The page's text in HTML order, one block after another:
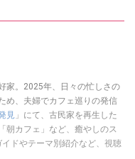
家。2025年、日々の忙しさの
め、夫婦でカフェ巡りの発信
見 」にて、古民家を再生した
朝カフェ」など、癒やしのス
ドやテーマ別紹介など、視聴